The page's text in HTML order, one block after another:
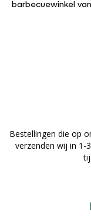
barbecuewinkel
Bestellingen die op
verzenden wij in 1-